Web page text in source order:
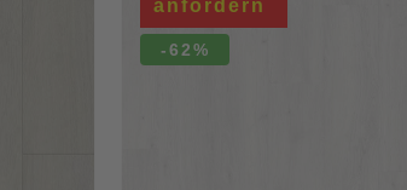
anfordern
-62%